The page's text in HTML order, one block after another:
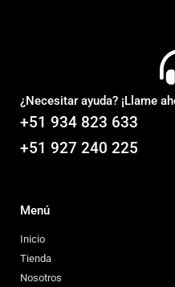
¿Necesitar ayuda? ¡Llame
+51 934 823 633
+51 927 240 225
Menú
Inicio
Tienda
Nosotros